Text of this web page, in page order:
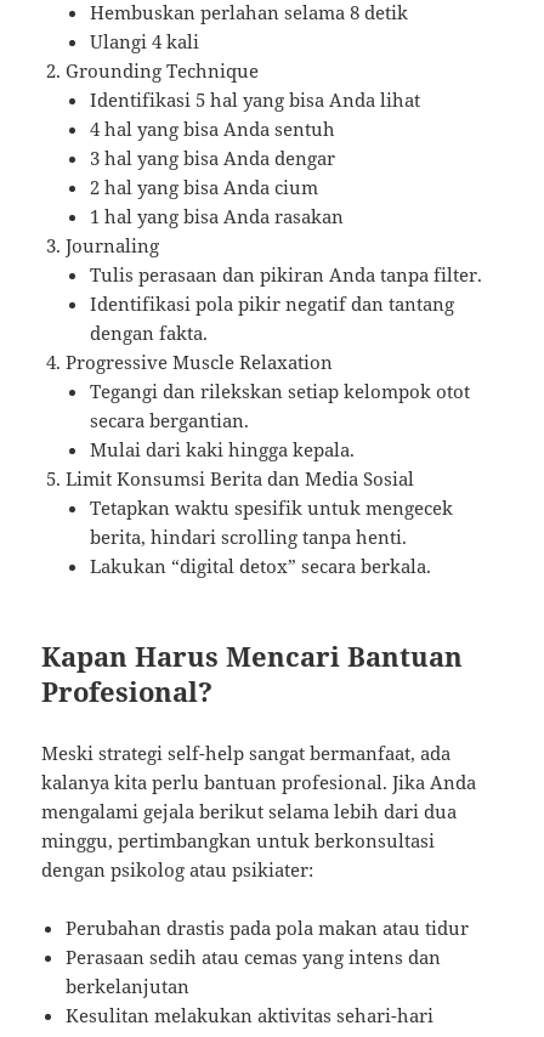
Hembuskan perlahan selama 8 detik
Ulangi 4 kali
Grounding Technique
Identifikasi 5 hal yang bisa Anda lihat
4 hal yang bisa Anda sentuh
3 hal yang bisa Anda dengar
2 hal yang bisa Anda cium
1 hal yang bisa Anda rasakan
Journaling
Tulis perasaan dan pikiran Anda tanpa filter.
Identifikasi pola pikir negatif dan tantang
dengan fakta.
Progressive Muscle Relaxation
Tegangi dan rilekskan setiap kelompok otot
secara bergantian.
Mulai dari kaki hingga kepala.
Limit Konsumsi Berita dan Media Sosial
Tetapkan waktu spesifik untuk mengecek
berita, hindari scrolling tanpa henti.
Lakukan “digital detox” secara berkala.
Kapan Harus Mencari Bantuan
Profesional?
Meski strategi self-help sangat bermanfaat, ada
kalanya kita perlu bantuan profesional. Jika Anda
mengalami gejala berikut selama lebih dari dua
minggu, pertimbangkan untuk berkonsultasi
dengan psikolog atau psikiater:
Perubahan drastis pada pola makan atau tidur
Perasaan sedih atau cemas yang intens dan
berkelanjutan
Kesulitan melakukan aktivitas sehari-hari